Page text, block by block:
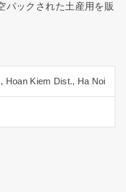
パックされた土産用を販
Hoan Kiem Dist., Ha Noi